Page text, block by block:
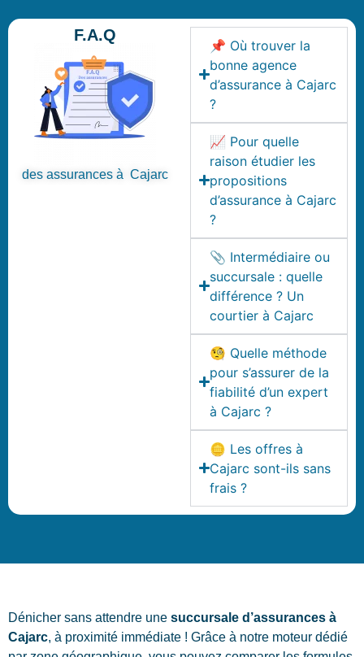
F.A.Q
des assurances à Cajarc
📌 Où trouver la
bonne agence
d’assurance à Cajarc
?
📈 Pour quelle
raison étudier les
propositions
d’assurance à Cajarc
?
📎 Intermédiaire ou
succursale : quelle
différence ? Un
courtier à Cajarc
🧐 Quelle méthode
pour s’assurer de la
fiabilité d’un expert
à Cajarc ?
🪙 Les offres à
Cajarc sont-ils sans
frais ?
Dénicher sans attendre une succursale d’assurances à
Cajarc, à proximité immédiate ! Grâce à notre moteur dédié